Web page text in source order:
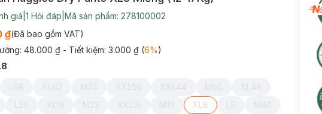
giá 1 Hỏi đáp Mã sản phẩm: 278100002
₫(Đã bao gồm VAT)
48.000 ₫ - Tiết kiệm: 3.000 ₫(6%)
L68 XL62 M74 XXL56 XXL44 M60
XL48
L20 XL18 M22 XXL16 M10 XL8 L9
M40